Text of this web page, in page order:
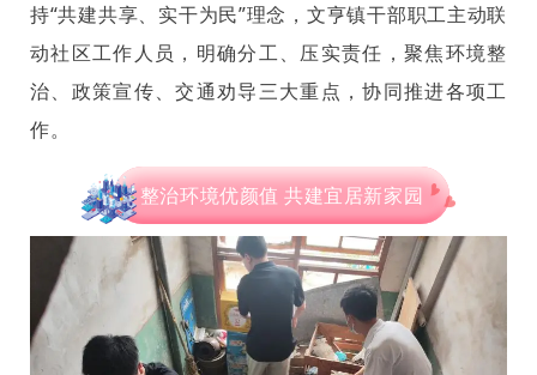
持“共建共享、实干为民”理念，文亨镇干部职工主动联
动社区工作人员，明确分工、压实责任，聚焦环境整
治、政策宣传、交通劝导三大重点，协同推进各项工
作。
整治环境优颜值 共建宜居新家园